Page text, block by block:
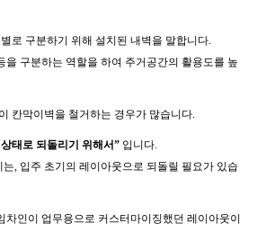
로 구분하기 위해 설치된 내벽을 말합니다.
을 구분하는 역할을 하여 주거공간의 활용도를 높
칸막이벽을 철거하는 경우가 많습니다.
상태로 되돌리기 위해서” 입니다.
, 입주 초기의 레이아웃으로 되돌릴 필요가 있습
차인이 업무용으로 커스터마이징했던 레이아웃이